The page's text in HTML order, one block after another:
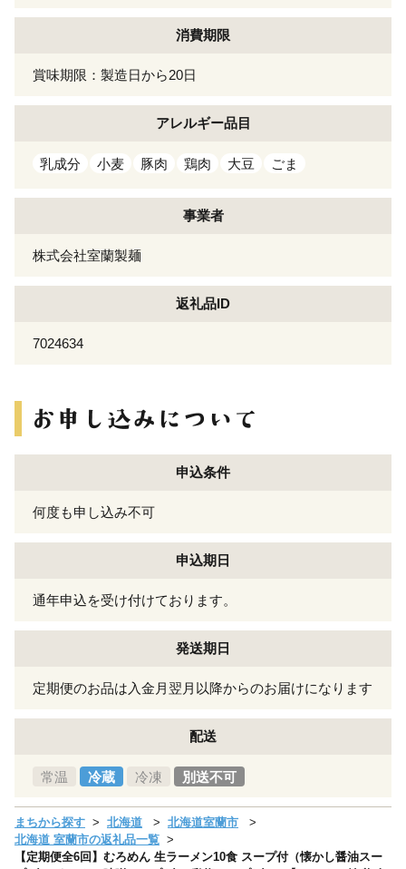
消費期限
賞味期限：製造日から20日
アレルギー品目
乳成分 小麦 豚肉 鶏肉 大豆 ごま
事業者
株式会社室蘭製麺
返礼品ID
7024634
申込条件
何度も申し込み不可
申込期日
通年申込を受け付けております。
発送期日
定期便のお品は入金月翌月以降からのお届けになります
配送
常温 冷蔵 冷凍 別送不可
まちから探す 北海道
北海道室蘭市
北海道 室蘭市の返礼品一覧
【定期便全6回】むろめん 生ラーメン10食 スープ付（懐かし醤油スー